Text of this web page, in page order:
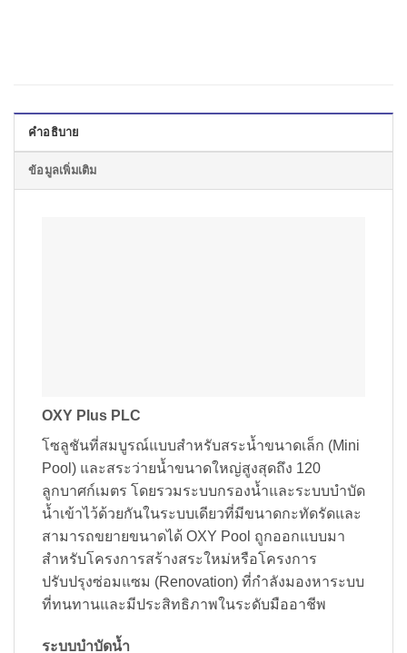
คำอธิบาย
ข้อมูลเพิ่มเติม
OXY Plus PLC
โซลูชันที่สมบูรณ์แบบสำหรับสระน้ำขนาดเล็ก (Mini
Pool) และสระว่ายน้ำขนาดใหญ่สูงสุดถึง 120
ลูกบาศก์เมตร โดยรวมระบบกรองน้ำและระบบบำบัด
น้ำเข้าไว้ด้วยกันในระบบเดียวที่มีขนาดกะทัดรัดและ
สามารถขยายขนาดได้ OXY Pool ถูกออกแบบมา
สำหรับโครงการสร้างสระใหม่หรือโครงการ
ปรับปรุงซ่อมแซม (Renovation) ที่กำลังมองหาระบบ
ที่ทนทานและมีประสิทธิภาพในระดับมืออาชีพ
ระบบบำบัดน้ำ